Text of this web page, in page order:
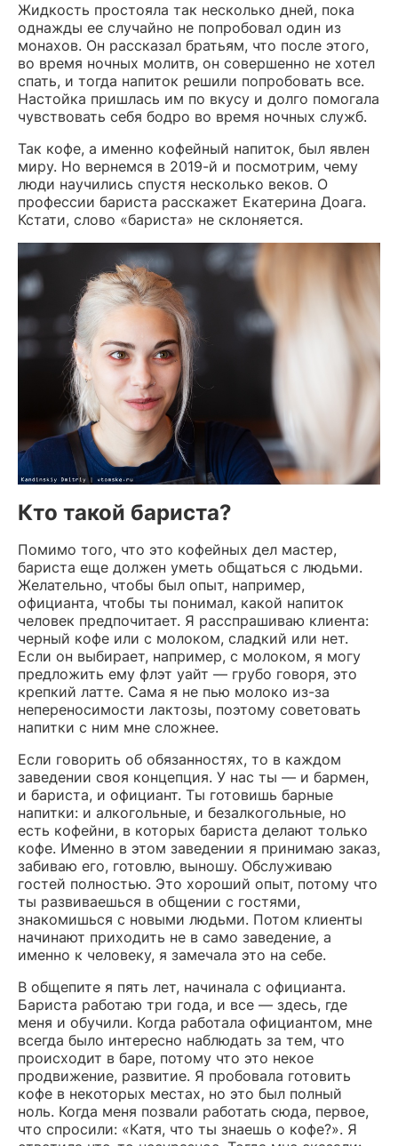
Жидкость простояла так несколько дней, пока
однажды ее случайно не попробовал один из
монахов. Он рассказал братьям, что после этого,
во время ночных молитв, он совершенно не хотел
спать, и тогда напиток решили попробовать все.
Настойка пришлась им по вкусу и долго помогала
чувствовать себя бодро во время ночных служб.
Так кофе, а именно кофейный напиток, был явлен
миру. Но вернемся в 2019-й и посмотрим, чему
люди научились спустя несколько веков. О
профессии бариста расскажет Екатерина Доага.
Кстати, слово «бариста» не склоняется.
Кто такой бариста?
Помимо того, что это кофейных дел мастер,
бариста еще должен уметь общаться с людьми.
Желательно, чтобы был опыт, например,
официанта, чтобы ты понимал, какой напиток
человек предпочитает. Я расспрашиваю клиента:
черный кофе или с молоком, сладкий или нет.
Если он выбирает, например, с молоком, я могу
предложить ему флэт уайт — грубо говоря, это
крепкий латте. Сама я не пью молоко из-за
непереносимости лактозы, поэтому советовать
напитки с ним мне сложнее.
Если говорить об обязанностях, то в каждом
заведении своя концепция. У нас ты — и бармен,
и бариста, и официант. Ты готовишь барные
напитки: и алкогольные, и безалкогольные, но
есть кофейни, в которых бариста делают только
кофе. Именно в этом заведении я принимаю заказ,
забиваю его, готовлю, выношу. Обслуживаю
гостей полностью. Это хороший опыт, потому что
ты развиваешься в общении с гостями,
знакомишься с новыми людьми. Потом клиенты
начинают приходить не в само заведение, а
именно к человеку, я замечала это на себе.
В общепите я пять лет, начинала с официанта.
Бариста работаю три года, и все — здесь, где
меня и обучили. Когда работала официантом, мне
всегда было интересно наблюдать за тем, что
происходит в баре, потому что это некое
продвижение, развитие. Я пробовала готовить
кофе в некоторых местах, но это был полный
ноль. Когда меня позвали работать сюда, первое,
что спросили: «Катя, что ты знаешь о кофе?». Я